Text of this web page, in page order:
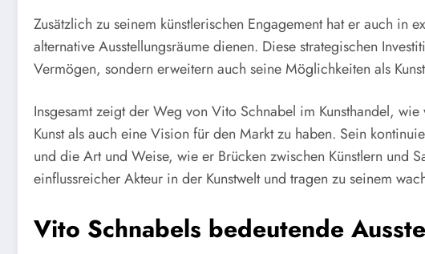
Zusätzlich zu seinem künstlerischen Engagement hat er auch in
alternative Ausstellungsräume dienen. Diese strategischen
Vermögen, sondern erweitern auch seine Möglichkeiten als
Insgesamt zeigt der Weg von Vito Schnabel im Kunsthandel,
Kunst als auch eine Vision für den Markt zu haben. Sein
und die Art und Weise, wie er Brücken zwischen Künstlern und
einflussreicher Akteur in der Kunstwelt und tragen zu seinem
Vito Schnabels bedeutende